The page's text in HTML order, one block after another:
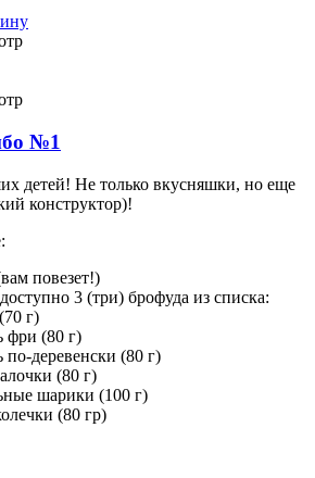
№1
детей! Не только вкусняшки, но еще
конструктор)!
повезет!)
3 (три) брофуда из списка:
г)
фри (80 г)
по-деревенски (80 г)
(80 г)
шарики (100 г)
(80 гр)